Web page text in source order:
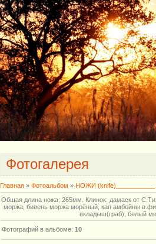
Фотогалерея
Главная » Фотоальбом » НОЖИ (knife)___________
Общая длина ножа: 265мм. Клинок: дамаск от
моржа, бивень моржа морёный, кап амбойны
вкладыш(граб), белый
Фотографий в альбоме: 10